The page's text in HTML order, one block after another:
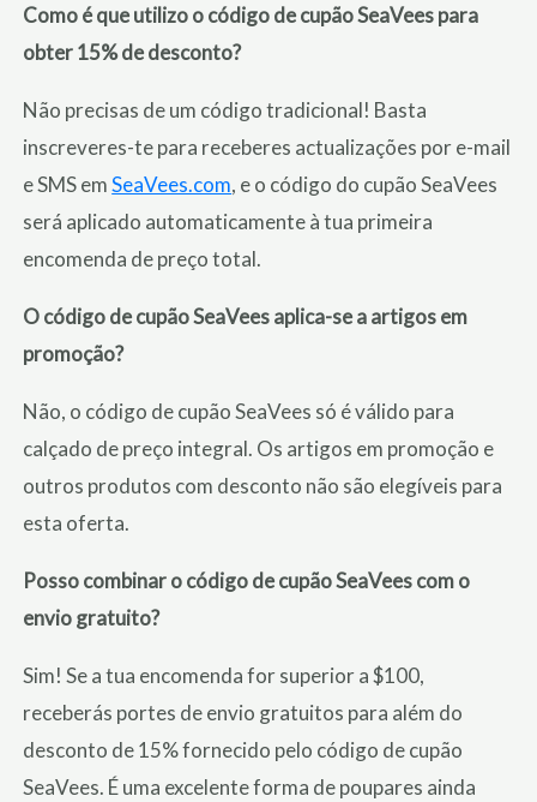
Como é que utilizo o código de cupão SeaVees para
obter 15% de desconto?
Não precisas de um código tradicional! Basta
inscreveres-te para receberes actualizações por e-mail
e SMS emSeaVees.com, e o código do cupão SeaVees
será aplicado automaticamente à tua primeira
encomenda de preço total.
O código de cupão SeaVees aplica-se a artigos em
promoção?
Não, o código de cupão SeaVees só é válido para
calçado de preço integral. Os artigos em promoção e
outros produtos com desconto não são elegíveis para
esta oferta.
Posso combinar o código de cupão SeaVees com o
envio gratuito?
Sim! Se a tua encomenda for superior a $100,
receberás portes de envio gratuitos para além do
desconto de 15% fornecido pelo código de cupão
SeaVees. É uma excelente forma de poupares ainda